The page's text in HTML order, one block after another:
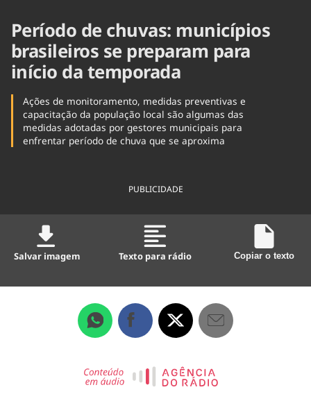
Período de chuvas: municípios
brasileiros se preparam para
início da temporada
Ações de monitoramento, medidas preventivas e
capacitação da população local são algumas das
medidas adotadas por gestores municipais para
enfrentar período de chuva que se aproxima
PUBLICIDADE
Salvar imagem Texto para rádio Copiar o texto